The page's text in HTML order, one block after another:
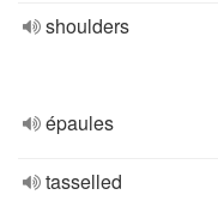
shoulders
épaules
tasselled